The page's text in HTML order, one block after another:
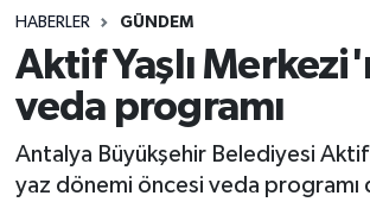
HABERLER GÜNDEM
Aktif Yaşlı
veda programı
Antalya Büyükşehir Belediyesi Aktif
yaz dönemi öncesi veda programı
Son Dakika Haberleri
Haber Arşivi